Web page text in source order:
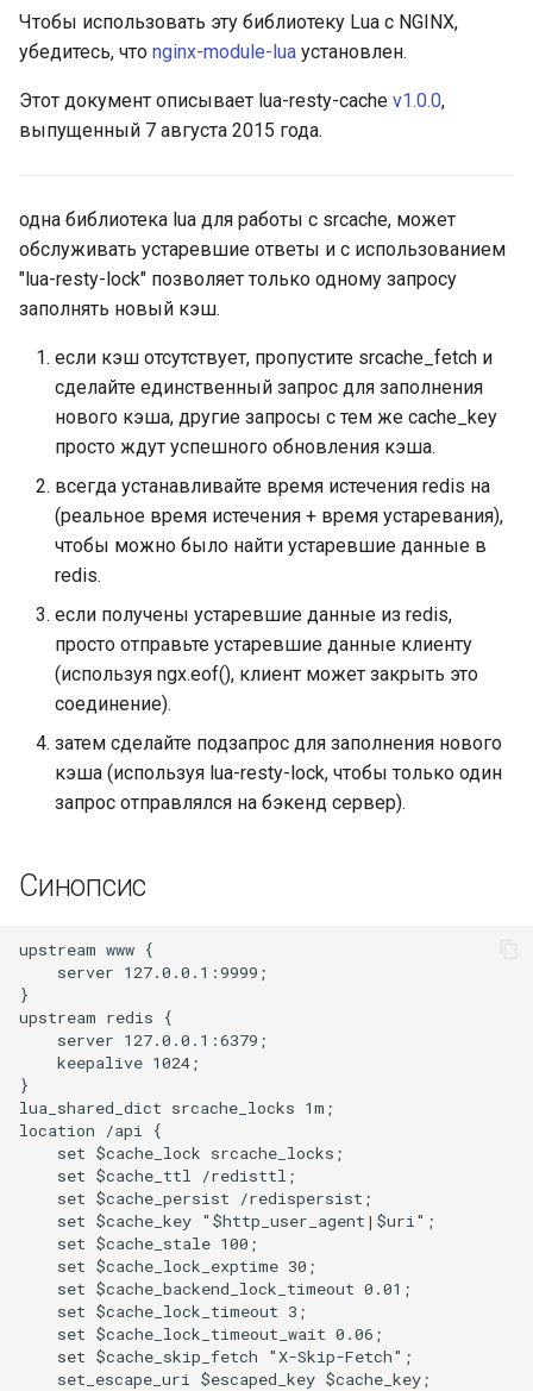
bot-verifier
cache-purge
cgi
combined-upstreams
compression-normalize
compression-vary
concat
cookie-flag
cookie-limit
coolkit
delay
dynamic-etag
dynamic-limit-req
echo
encrypted-session
error-log-write
execute
f4fhds
fancyindex
Чтобы использовать эту библиотеку Lua с NGINX,
убедитесь, что nginx-module-lua установлен.
Этот документ описывает lua-resty-cache v1.0.0,
выпущенный 7 августа 2015 года.
одна библиотека lua для работы с srcache, может
обслуживать устаревшие ответы и с использованием
"lua-resty-lock" позволяет только одному запросу
заполнять новый кэш.
если кэш отсутствует, пропустите srcache_fetch и
сделайте единственный запрос для заполнения
нового кэша, другие запросы с тем же cache_key
просто ждут успешного обновления кэша.
всегда устанавливайте время истечения redis на
(реальное время истечения + время устаревания),
чтобы можно было найти устаревшие данные в
redis.
если получены устаревшие данные из redis,
просто отправьте устаревшие данные клиенту
(используя ngx.eof(), клиент может закрыть это
соединение).
затем сделайте подзапрос для заполнения нового
кэша (используя lua-resty-lock, чтобы только один
запрос отправлялся на бэкенд сервер).
Синопсис
upstream www {
    server 127.0.0.1:9999;
}
upstream redis {
    server 127.0.0.1:6379;
    keepalive 1024;
}
lua_shared_dict srcache_locks 1m;
location /api {
    set $cache_lock srcache_locks;
    set $cache_ttl /redisttl;
    set $cache_persist /redispersist;
    set $cache_key "$http_user_agent|$uri";
    set $cache_stale 100;
    set $cache_lock_exptime 30;
    set $cache_backend_lock_timeout 0.01;
    set $cache_lock_timeout 3;
    set $cache_lock_timeout_wait 0.06;
    set $cache_skip_fetch "X-Skip-Fetch";
    set_escape_uri $escaped_key $cache_key;